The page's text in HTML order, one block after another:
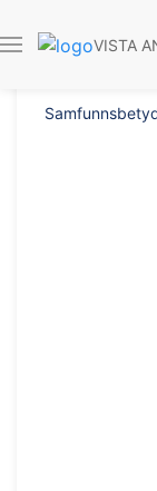
VISTA